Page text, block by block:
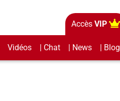
Accès VIP
Vidéos | Chat | News | Blog